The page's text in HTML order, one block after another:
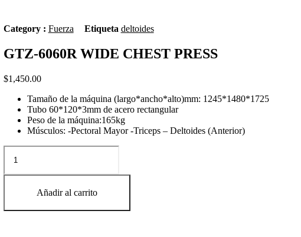
Category : Fuerza Etiqueta deltoides
GTZ-6060R WIDE CHEST PRESS
$1,450.00
Tamaño de la máquina (largo*ancho*alto)mm: 1245*1480*1725
Tubo 60*120*3mm de acero rectangular
Peso de la máquina:165kg
Músculos: -Pectoral Mayor -Triceps – Deltoides (Anterior)
GTZ-
6060R
WIDE
Añadir al carrito